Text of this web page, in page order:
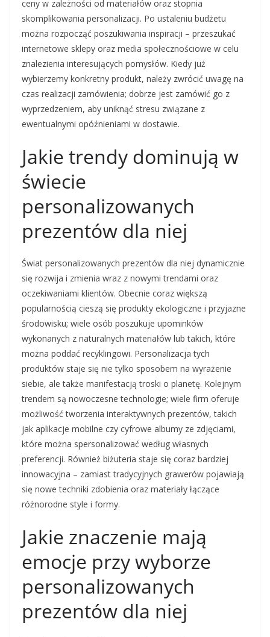
ceny w zależności od materiałów oraz stopnia
skomplikowania personalizacji. Po ustaleniu budżetu
można rozpocząć poszukiwania inspiracji – przeszukać
internetowe sklepy oraz media społecznościowe w celu
znalezienia interesujących pomysłów. Kiedy już
wybierzemy konkretny produkt, należy zwrócić uwagę na
czas realizacji zamówienia; dobrze jest zamówić go z
wyprzedzeniem, aby uniknąć stresu związane z
ewentualnymi opóźnieniami w dostawie.
Jakie trendy dominują w
świecie
personalizowanych
prezentów dla niej
Świat personalizowanych prezentów dla niej dynamicznie
się rozwija i zmienia wraz z nowymi trendami oraz
oczekiwaniami klientów. Obecnie coraz większą
popularnością cieszą się produkty ekologiczne i przyjazne
środowisku; wiele osób poszukuje upominków
wykonanych z naturalnych materiałów lub takich, które
można poddać recyklingowi. Personalizacja tych
produktów staje się nie tylko sposobem na wyrażenie
siebie, ale także manifestacją troski o planetę. Kolejnym
trendem są nowoczesne technologie; wiele firm oferuje
możliwość tworzenia interaktywnych prezentów, takich
jak aplikacje mobilne czy cyfrowe albumy ze zdjęciami,
które można spersonalizować według własnych
preferencji. Również biżuteria staje się coraz bardziej
innowacyjna – zamiast tradycyjnych grawerów pojawiają
się nowe techniki zdobienia oraz materiały łączące
różnorodne style i formy.
Jakie znaczenie mają
emocje przy wyborze
personalizowanych
prezentów dla niej